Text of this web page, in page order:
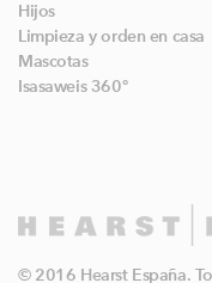
Hijos
Limpieza y orden en casa
Mascotas
Isasaweis 360º
© 2016 Hearst España.